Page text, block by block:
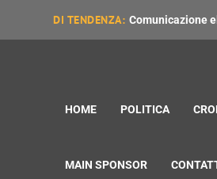
DI TENDENZA: Comunicazione
HOME POLITICA
MAIN SPONSOR